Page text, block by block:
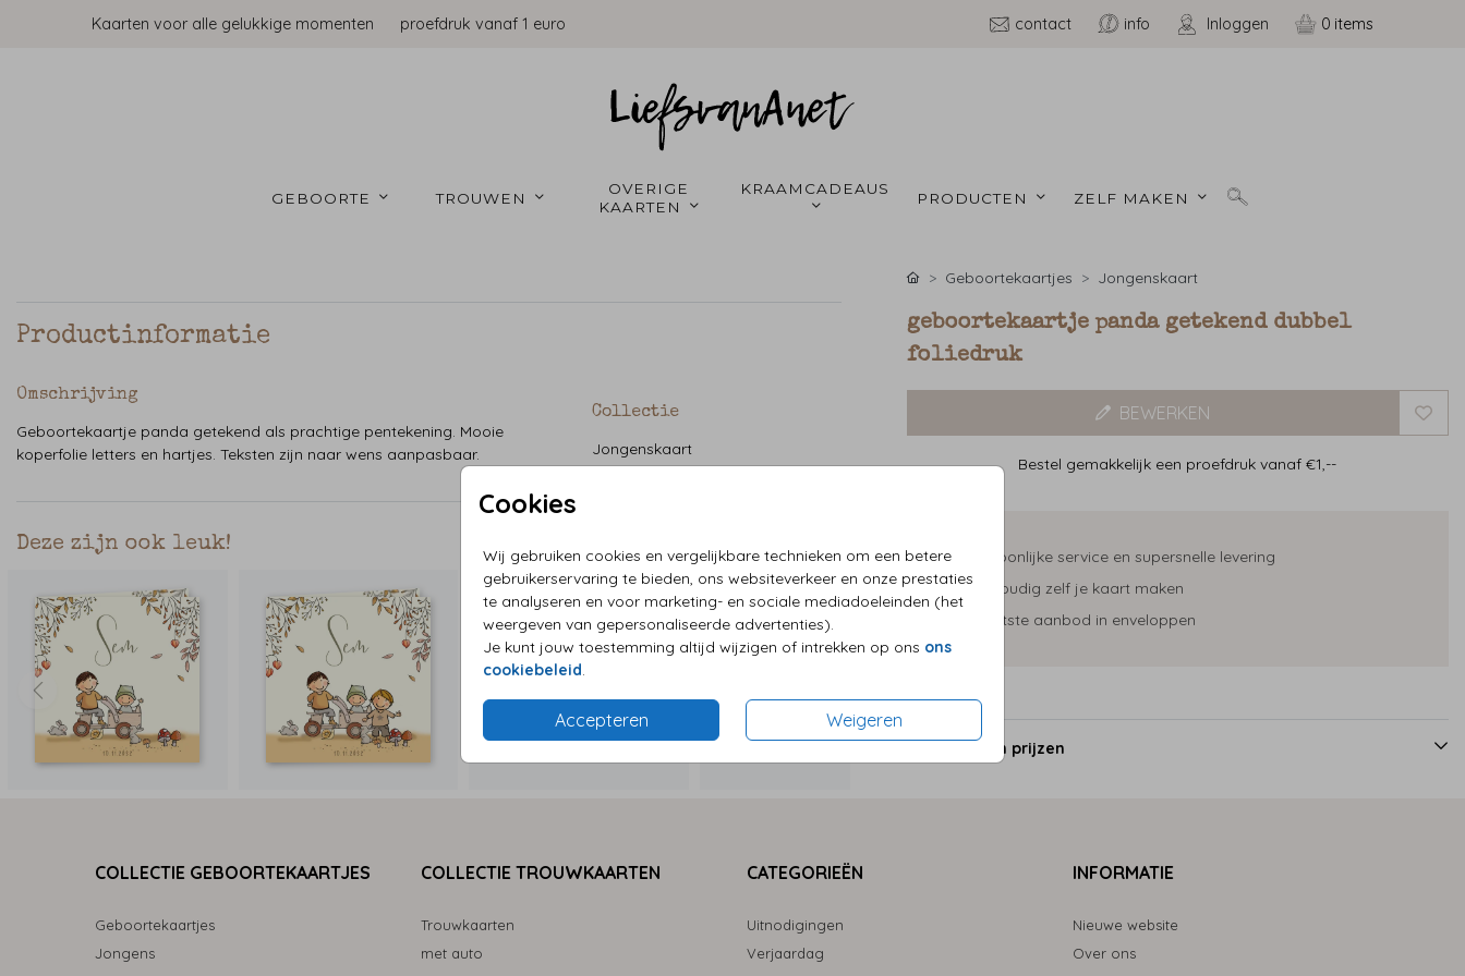
Kaarten voor alle gelukkige momenten proefdruk vanaf 1 euro contact info Inloggen 0
GEBOORTE TROUWEN
OVERIGE
KAARTEN
PRODUCTEN ZELF MAKEN
Cookies
Wij gebruiken cookies en vergelijkbare technieken om een betere
gebruikerservaring te bieden, ons websiteverkeer en onze prestaties
te analyseren en voor marketing- en sociale mediadoeleinden (het
weergeven van gepersonaliseerde advertenties).
Je kunt jouw toestemming altijd wijzigen of intrekken op ons ons
cookiebeleid
Accepteren Weigeren
Productinformatie
Omschrijving
Geboortekaartje panda getekend als prachtige pentekening. Mooie
koperfolie letters en hartjes. Teksten zijn naar wens aanpasbaar.
Collectie
Jongenskaart
Deze zijn ook leuk!
Geboortekaartjes Jongenskaart
geboortekaartje panda getekend dubbel
foliedruk
BEWERKEN
Bestel gemakkelijk een proefdruk vanaf €1,--
Persoonlijke service en supersnelle levering
Eenvoudig zelf je kaart maken
Grootste aanbod in enveloppen
Formaten en prijzen
COLLECTIE GEBOORTEKAARTJES
Geboortekaartjes
Jongens
COLLECTIE TROUWKAARTEN
Trouwkaarten
met auto
CATEGORIEËN
Uitnodigingen
Verjaardag
INFORMATIE
Nieuwe website
Over ons